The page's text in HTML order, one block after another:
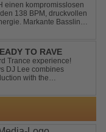
einen kompromisslosen
138 BPM, druckvollen
Markante Basslines
TO RAVE
Trance experience!
DJ Lee combines
with the
stomping drums, this
wh...